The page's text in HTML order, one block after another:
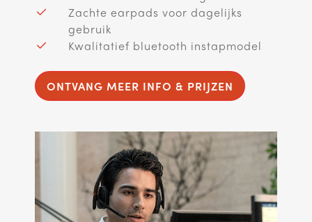
Zachte earpads voor dagelijks
gebruik
Kwalitatief bluetooth instapmodel
ONTVANG MEER INFO & PRIJZEN